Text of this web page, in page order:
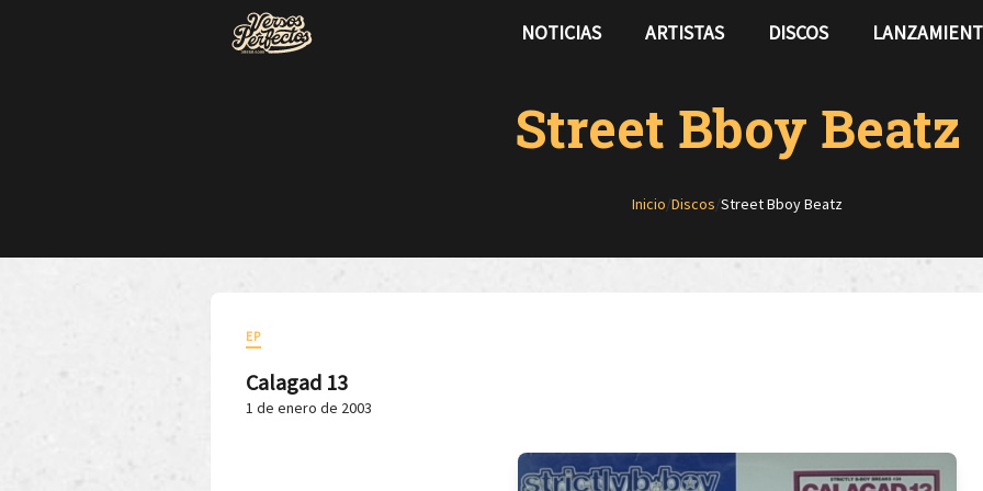
NOTICIAS ARTISTAS DISCOS
Street Bboy Beatz
Inicio/Discos/Street Bboy Beatz
EP
Calagad 13
1 de enero de 2003